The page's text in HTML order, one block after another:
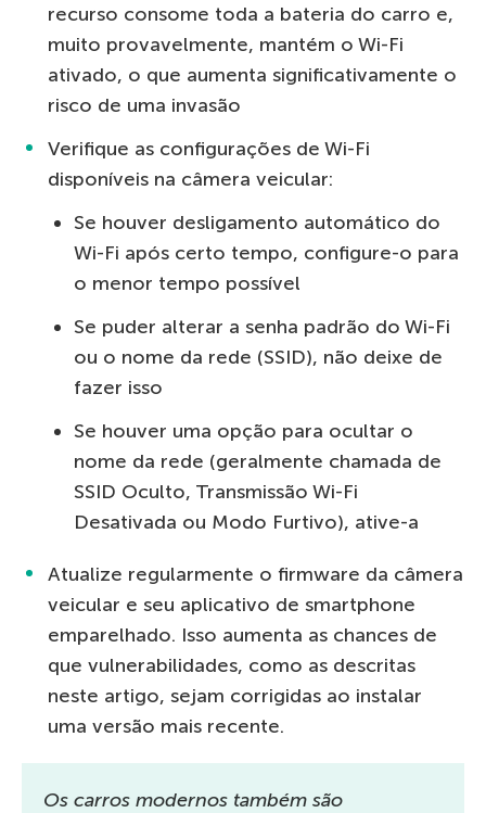
recurso consome toda a bateria do carro e,
muito provavelmente, mantém o Wi-Fi
ativado, o que aumenta significativamente o
risco de uma invasão
Verifique as configurações de Wi-Fi
disponíveis na câmera veicular:
Se houver desligamento automático do
Wi-Fi após certo tempo, configure-o para
o menor tempo possível
Se puder alterar a senha padrão do Wi-Fi
ou o nome da rede (SSID), não deixe de
fazer isso
Se houver uma opção para ocultar o
nome da rede (geralmente chamada de
SSID Oculto, Transmissão Wi-Fi
Desativada ou Modo Furtivo), ative-a
Atualize regularmente o firmware da câmera
veicular e seu aplicativo de smartphone
emparelhado. Isso aumenta as chances de
que vulnerabilidades, como as descritas
neste artigo, sejam corrigidas ao instalar
uma versão mais recente.
Os carros modernos também são